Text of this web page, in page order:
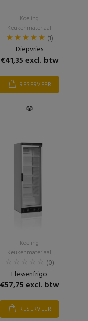
Koeling
Keukenmateriaal
(1)
Diepvries
€41,35 excl. btw
RESERVEER
Koeling
Keukenmateriaal
(0)
Flessenfrigo
€57,75 excl. btw
RESERVEER